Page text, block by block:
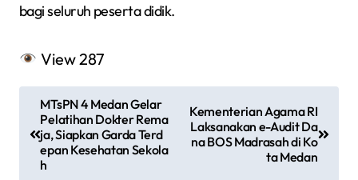
bagi seluruh peserta didik.
View287
a
MTsPN 4 Medan Gelar
Pelatihan Dokter Rema
ja, Siapkan Garda Terd
epan Kesehatan Sekola
h
Kementerian Agama RI
Laksanakan e-Audit Da
na BOS Madrasah di Ko
ta Medan